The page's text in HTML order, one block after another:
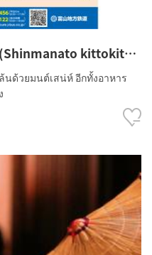
kittokito
นด้วยมนต์เสน่ห์ อีกทั้งอาหาร